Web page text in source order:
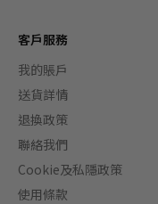
客戶服務
我的賬戶
送貨詳情
退換政策
聯絡我們
Cookie及私隱政策
使用條款